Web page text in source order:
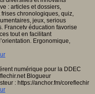
: articles et dossiers,
chronologiques, quiz,
jeux, serious
Francetv éducation favorise
tout en facilitant
Ergonomique,
numérique pour la DDEC
Blogueur
: https://anchor.fm/coreflechir